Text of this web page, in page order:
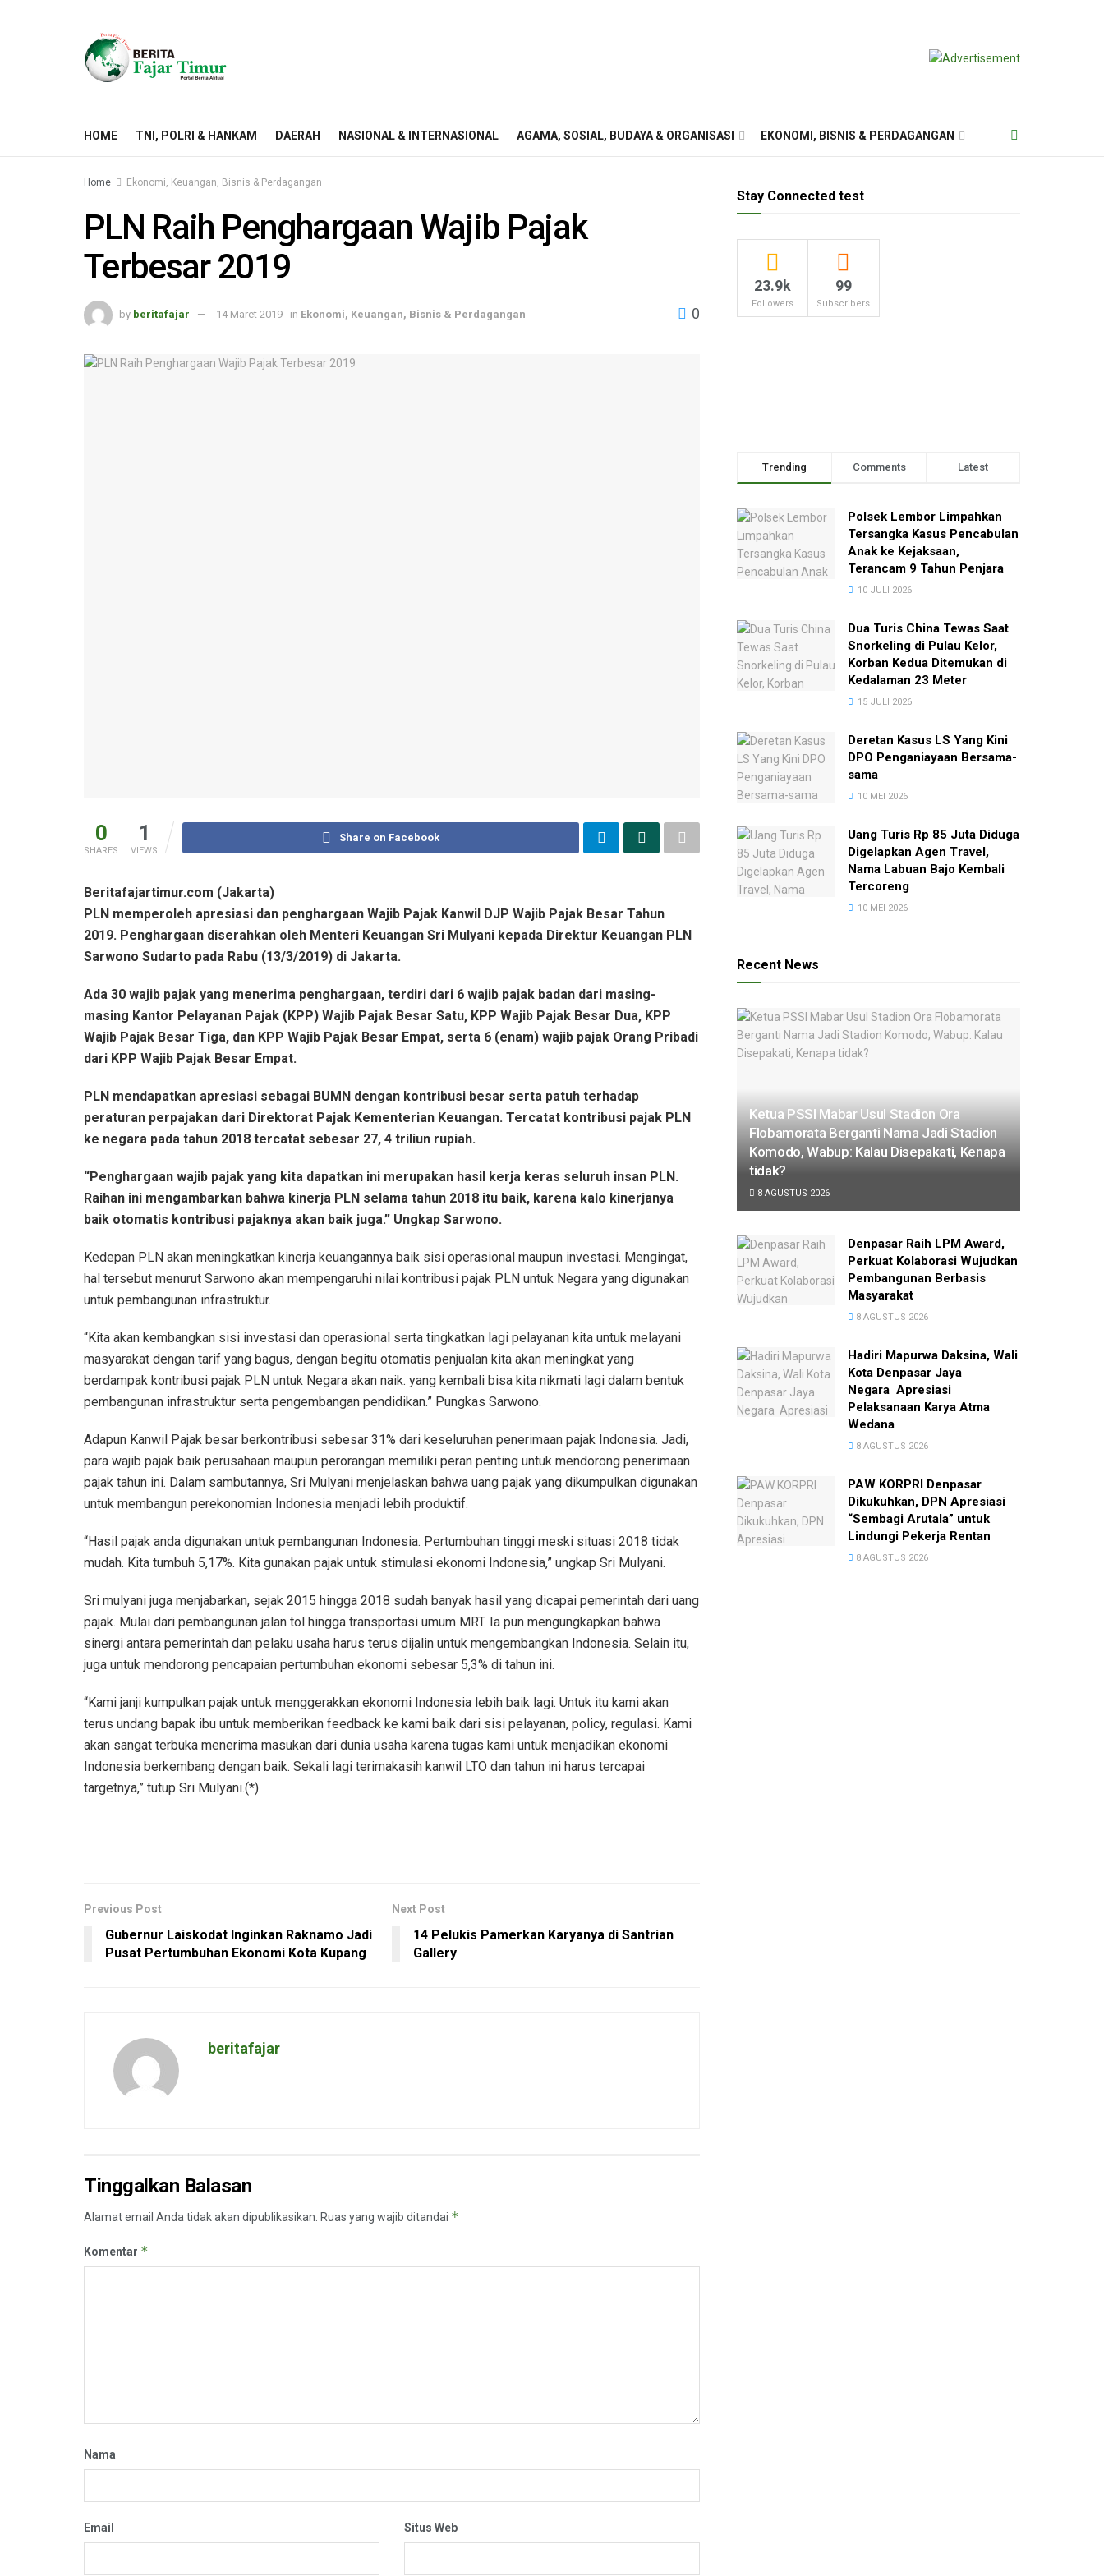
HOME TNI, POLRI & HANKAM DAERAH NASIONAL & INTERNASIONAL AGAMA, SOSIAL, BUDAYA & ORGANISASI EKONOMI, BISNIS & PERDAGANGAN
Home Ekonomi, Keuangan, Bisnis & Perdagangan
PLN Raih Penghargaan Wajib Pajak
Terbesar 2019
by beritafajar 14 Maret 2019 in Ekonomi, Keuangan, Bisnis & Perdagangan 0
0
SHARES
1
VIEWS
Share on Facebook
Beritafajartimur.com (Jakarta)
PLN memperoleh apresiasi dan penghargaan Wajib Pajak Kanwil DJP Wajib Pajak Besar Tahun
2019. Penghargaan diserahkan oleh Menteri Keuangan Sri Mulyani kepada Direktur Keuangan PLN
Sarwono Sudarto pada Rabu (13/3/2019) di Jakarta.
Ada 30 wajib pajak yang menerima penghargaan, terdiri dari 6 wajib pajak badan dari masing-
masing Kantor Pelayanan Pajak (KPP) Wajib Pajak Besar Satu, KPP Wajib Pajak Besar Dua, KPP
Wajib Pajak Besar Tiga, dan KPP Wajib Pajak Besar Empat, serta 6 (enam) wajib pajak Orang Pribadi
dari KPP Wajib Pajak Besar Empat.
PLN mendapatkan apresiasi sebagai BUMN dengan kontribusi besar serta patuh terhadap
peraturan perpajakan dari Direktorat Pajak Kementerian Keuangan. Tercatat kontribusi pajak PLN
ke negara pada tahun 2018 tercatat sebesar 27, 4 triliun rupiah.
“Penghargaan wajib pajak yang kita dapatkan ini merupakan hasil kerja keras seluruh insan PLN.
Raihan ini mengambarkan bahwa kinerja PLN selama tahun 2018 itu baik, karena kalo kinerjanya
baik otomatis kontribusi pajaknya akan baik juga.” Ungkap Sarwono.
Kedepan PLN akan meningkatkan kinerja keuangannya baik sisi operasional maupun investasi. Mengingat,
hal tersebut menurut Sarwono akan mempengaruhi nilai kontribusi pajak PLN untuk Negara yang digunakan
untuk pembangunan infrastruktur.
“Kita akan kembangkan sisi investasi dan operasional serta tingkatkan lagi pelayanan kita untuk melayani
masyarakat dengan tarif yang bagus, dengan begitu otomatis penjualan kita akan meningkat yang
berdampak kontribusi pajak PLN untuk Negara akan naik. yang kembali bisa kita nikmati lagi dalam bentuk
pembangunan infrastruktur serta pengembangan pendidikan.” Pungkas Sarwono.
Adapun Kanwil Pajak besar berkontribusi sebesar 31% dari keseluruhan penerimaan pajak Indonesia. Jadi,
para wajib pajak baik perusahaan maupun perorangan memiliki peran penting untuk mendorong penerimaan
pajak tahun ini. Dalam sambutannya, Sri Mulyani menjelaskan bahwa uang pajak yang dikumpulkan digunakan
untuk membangun perekonomian Indonesia menjadi lebih produktif.
“Hasil pajak anda digunakan untuk pembangunan Indonesia. Pertumbuhan tinggi meski situasi 2018 tidak
mudah. Kita tumbuh 5,17%. Kita gunakan pajak untuk stimulasi ekonomi Indonesia,” ungkap Sri Mulyani.
Sri mulyani juga menjabarkan, sejak 2015 hingga 2018 sudah banyak hasil yang dicapai pemerintah dari uang
pajak. Mulai dari pembangunan jalan tol hingga transportasi umum MRT. Ia pun mengungkapkan bahwa
sinergi antara pemerintah dan pelaku usaha harus terus dijalin untuk mengembangkan Indonesia. Selain itu,
juga untuk mendorong pencapaian pertumbuhan ekonomi sebesar 5,3% di tahun ini.
“Kami janji kumpulkan pajak untuk menggerakkan ekonomi Indonesia lebih baik lagi. Untuk itu kami akan
terus undang bapak ibu untuk memberikan feedback ke kami baik dari sisi pelayanan, policy, regulasi. Kami
akan sangat terbuka menerima masukan dari dunia usaha karena tugas kami untuk menjadikan ekonomi
Indonesia berkembang dengan baik. Sekali lagi terimakasih kanwil LTO dan tahun ini harus tercapai
targetnya,” tutup Sri Mulyani.(*)
Previous Post
Gubernur Laiskodat Inginkan Raknamo Jadi
Pusat Pertumbuhan Ekonomi Kota Kupang
Next Post
14 Pelukis Pamerkan Karyanya di Santrian
Gallery
beritafajar
Tinggalkan Balasan
Alamat email Anda tidak akan dipublikasikan. Ruas yang wajib ditandai *
Komentar *
Nama
Email Situs Web
Stay Connected test
23.9k
Followers
99
Subscribers
Trending Comments Latest
Polsek Lembor Limpahkan
Tersangka Kasus Pencabulan
Anak ke Kejaksaan,
Terancam 9 Tahun Penjara
10 JULI 2026
Dua Turis China Tewas Saat
Snorkeling di Pulau Kelor,
Korban Kedua Ditemukan di
Kedalaman 23 Meter
15 JULI 2026
Deretan Kasus LS Yang Kini
DPO Penganiayaan Bersama-
sama
10 MEI 2026
Uang Turis Rp 85 Juta Diduga
Digelapkan Agen Travel,
Nama Labuan Bajo Kembali
Tercoreng
10 MEI 2026
Recent News
Ketua PSSI Mabar Usul Stadion Ora
Flobamorata Berganti Nama Jadi Stadion
Komodo, Wabup: Kalau Disepakati, Kenapa
tidak?
8 AGUSTUS 2026
Denpasar Raih LPM Award,
Perkuat Kolaborasi Wujudkan
Pembangunan Berbasis
Masyarakat
8 AGUSTUS 2026
Hadiri Mapurwa Daksina, Wali
Kota Denpasar Jaya
Negara Apresiasi
Pelaksanaan Karya Atma
Wedana
8 AGUSTUS 2026
PAW KORPRI Denpasar
Dikukuhkan, DPN Apresiasi
“Sembagi Arutala” untuk
Lindungi Pekerja Rentan
8 AGUSTUS 2026